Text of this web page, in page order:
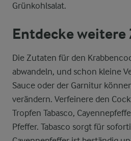
Grünkohlsalat.
Entdecke weitere
Die Zutaten für den
abwandeln, und schon kleine
Sauce oder der Garnitur
verändern. Verfeinere den
Tropfen Tabasco,
Pfeffer. Tabasco sorgt für